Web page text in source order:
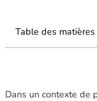
Table des matières
Dans un contexte de